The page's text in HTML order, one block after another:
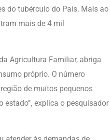
do tubérculo do País. Mais ao
mais de 4 mil
Agricultura Familiar, abriga
próprio. O número
de muitos pequenos
estado”, explica o pesquisador